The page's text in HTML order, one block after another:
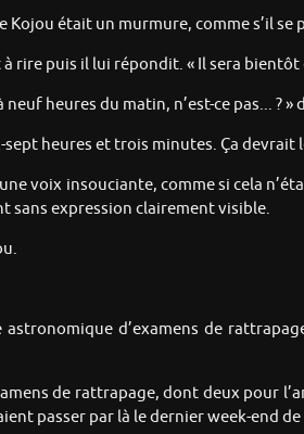
Kojou était un murmure, comme s’il se
à rire puis il lui répondit. « Il sera
heures du matin, n’est-ce pas... ? »
heures et trois minutes. Ça devrait
voix insouciante, comme si cela
sans expression clairement visible.
d’examens de
de rattrapage, dont deux pour
passer par là le dernier week-end de